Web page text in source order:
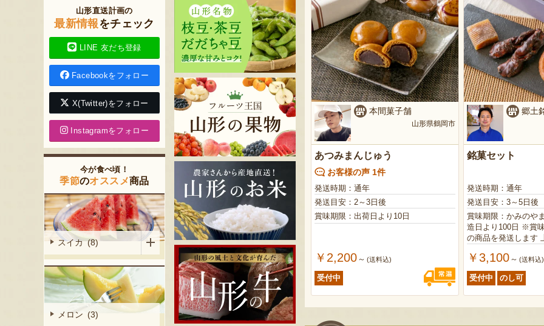
本間菓子舗
山形県鶴岡市
あつみまんじゅう
お客様の声 1件
発送時期：通年
発送目安：2～3日後
賞味期限：出荷日より10日
￥2,200 ～ (送料込)
受付中
郷土
銘菓セット
発送時期：通年
発送目安：3～5日後
賞味期限：かみのや
造日より100日 ※賞味期限が90日以上
の商品を発送します 上山ゆべし／製造
品を発送します 上山あげまん／製造日
より1ヶ月 ※賞味期限が25日以上の商
品を発送します
￥3,100 ～ (送料込)
受付中 のし可
山形直送計画の
最新情報をチェック
LINE 友だち登録
Facebookをフォロー
X(Twitter)をフォロー
Instagramをフォロー
今が食べ頃！
季節のオススメ商品
スイカ (8)
メロン (3)